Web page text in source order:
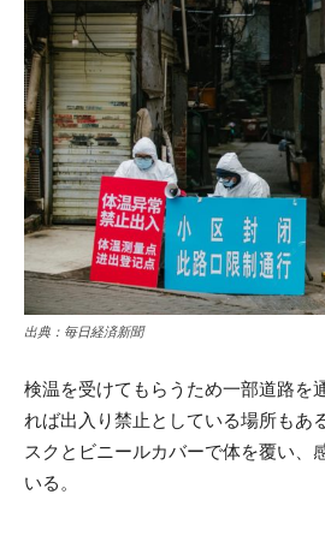
出典：毎日経済新聞
検温を受けてもらうため一部道路を
れば出入り禁止としている場所もあ
スクとビニールカバーで体を覆い、
いる。